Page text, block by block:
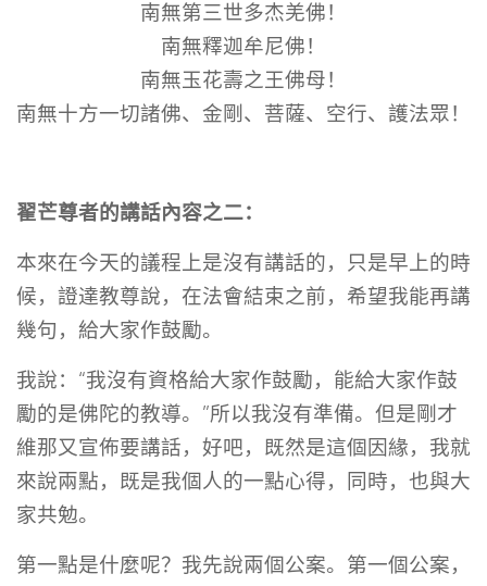
南無第三世多杰羌佛！
南無釋迦牟尼佛！
南無玉花壽之王佛母！
南無十方一切諸佛、金剛、菩薩、空行、護法眾！
翟芒尊者的講話內容之二：
本來在今天的議程上是沒有講話的，只是早上的時
候，證達教尊說，在法會結束之前，希望我能再講
幾句，給大家作鼓勵。
我說：“我沒有資格給大家作鼓勵，能給大家作鼓
勵的是佛陀的教導。”所以我沒有準備。但是剛才
維那又宣佈要講話，好吧，既然是這個因緣，我就
來說兩點，既是我個人的一點心得，同時，也與大
家共勉。
第一點是什麼呢？我先說兩個公案。第一個公案，